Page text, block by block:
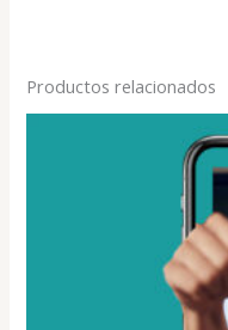
Productos relacionados